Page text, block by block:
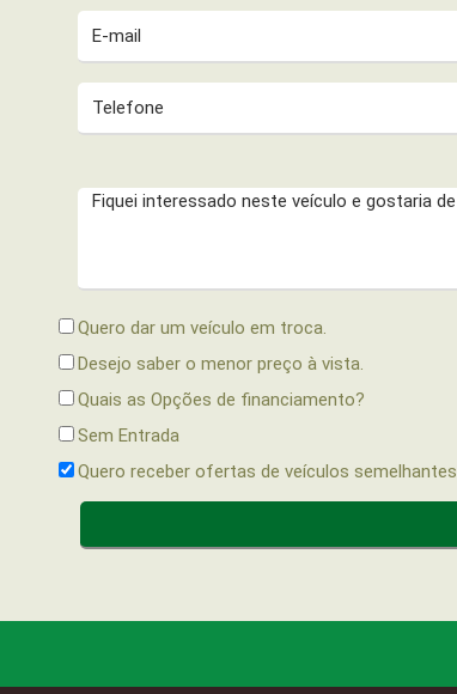
Quero dar um veículo em troca.
Desejo saber o menor preço à vista.
Quais as Opções de financiamento?
Sem Entrada
Quero receber ofertas de veículos semelhantes